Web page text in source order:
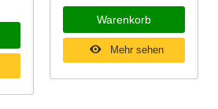
Warenkorb
Mehr sehen